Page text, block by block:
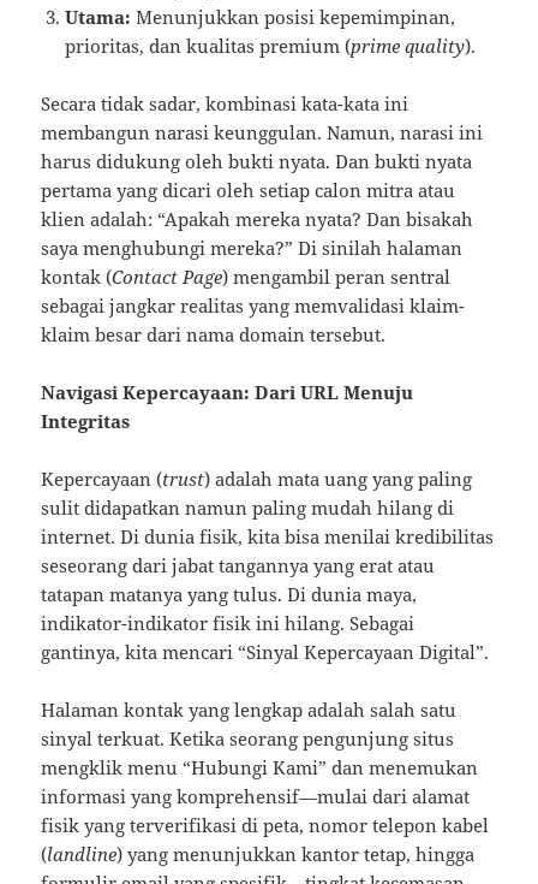
Utama: Menunjukkan posisi kepemimpinan,
prioritas, dan kualitas premium (prime quality).
Secara tidak sadar, kombinasi kata-kata ini
membangun narasi keunggulan. Namun, narasi ini
harus didukung oleh bukti nyata. Dan bukti nyata
pertama yang dicari oleh setiap calon mitra atau
klien adalah: “Apakah mereka nyata? Dan bisakah
saya menghubungi mereka?” Di sinilah halaman
kontak (Contact Page) mengambil peran sentral
sebagai jangkar realitas yang memvalidasi klaim-
klaim besar dari nama domain tersebut.
Navigasi Kepercayaan: Dari URL Menuju
Integritas
Kepercayaan (trust) adalah mata uang yang paling
sulit didapatkan namun paling mudah hilang di
internet. Di dunia fisik, kita bisa menilai kredibilitas
seseorang dari jabat tangannya yang erat atau
tatapan matanya yang tulus. Di dunia maya,
indikator-indikator fisik ini hilang. Sebagai
gantinya, kita mencari “Sinyal Kepercayaan Digital”.
Halaman kontak yang lengkap adalah salah satu
sinyal terkuat. Ketika seorang pengunjung situs
mengklik menu “Hubungi Kami” dan menemukan
informasi yang komprehensif—mulai dari alamat
fisik yang terverifikasi di peta, nomor telepon kabel
(landline) yang menunjukkan kantor tetap, hingga